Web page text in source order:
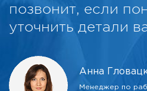
позвонит, если
уточнить детали
Анна
Менеджер по